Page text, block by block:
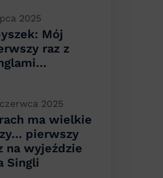
2025
Mój
raz z
2025
ma wielkie
pierwszy
na wyjeździe
Singli